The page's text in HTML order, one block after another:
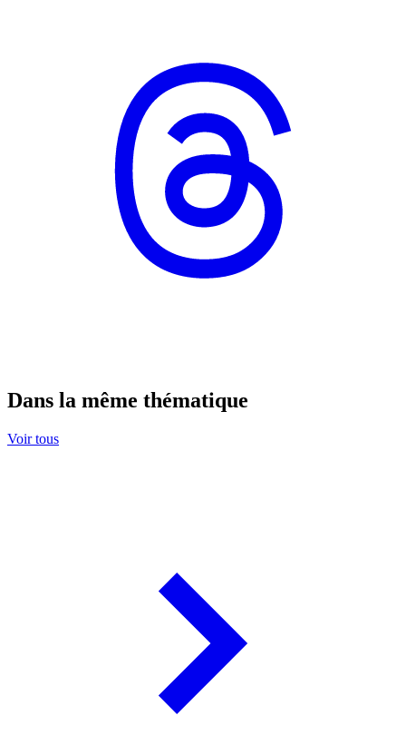
Dans la même thématique
Voir tous